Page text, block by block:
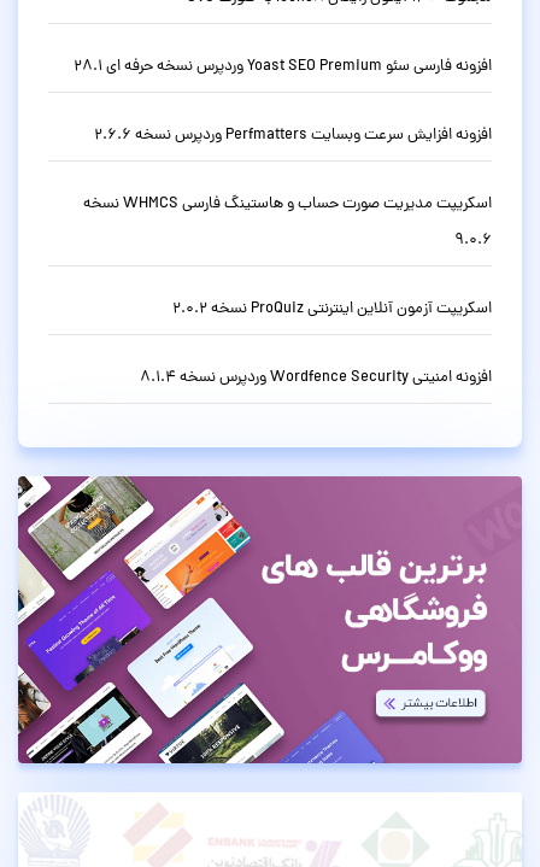
افزونه فارسی سئو Yoast SEO Premium وردپرس نسخه حرفه ای 28.1
افزونه افزایش سرعت وبسایت Perfmatters وردپرس نسخه 2.6.6
اسکریپت مدیریت صورت حساب و هاستینگ فارسی WHMCS نسخه
9.0.6
اسکریپت آزمون آنلاین اینترنتی ProQuiz نسخه 2.0.2
افزونه امنیتی Wordfence Security وردپرس نسخه 8.1.4